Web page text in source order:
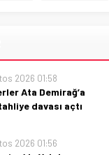
2026 01:58
Ata Demirağ’a
davası açtı
açtı: davanın
süreç ve olası etkileriyle
2026 01:56